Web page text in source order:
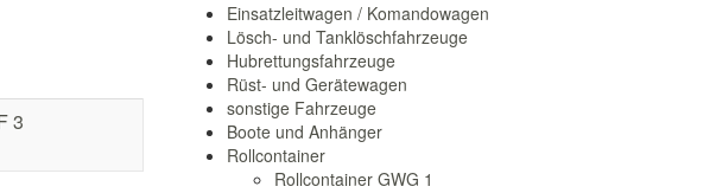
3
Einsatzleitwagen / Komandowagen
Lösch- und Tanklöschfahrzeuge
Hubrettungsfahrzeuge
Rüst- und Gerätewagen
sonstige Fahrzeuge
Boote und Anhänger
Rollcontainer
Rollcontainer GWG 1